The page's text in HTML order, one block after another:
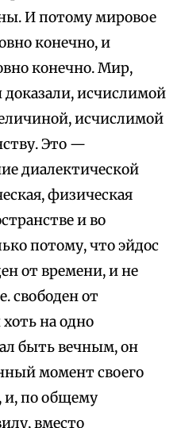
И потому мировое
конечно, и
конечно. Мир,
исчислимой
исчислимой
Это —
диалектической
физическая
и во
потому, что эйдос
от времени, и не
свободен от
на одно
быть вечным, он
момент своего
и, по общему
вместо